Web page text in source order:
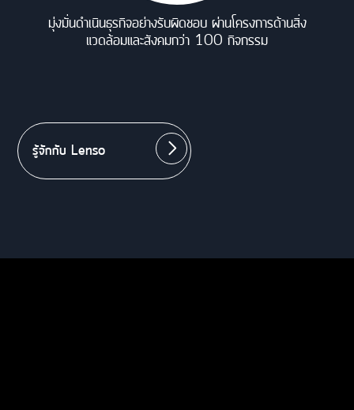
มุ่งมั่นดำเนินธุรกิจอย่างรับผิดชอบ ผ่านโครงการด้านสิ่ง
แวดล้อมและสังคมกว่า 100 กิจกรรม
รู้จักกับ Lenso